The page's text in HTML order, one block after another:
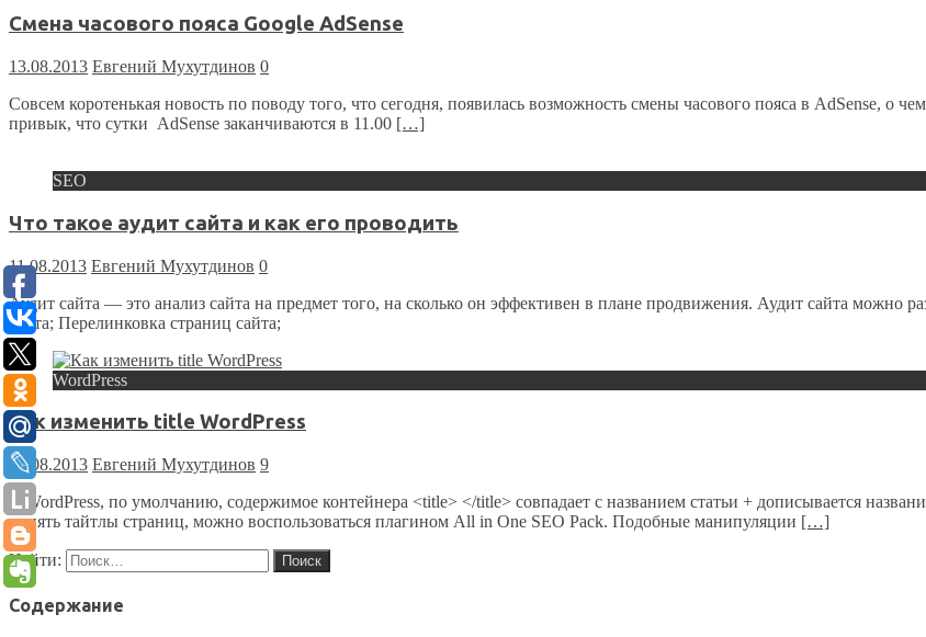
Смена часового пояса Google AdSense
13.08.2013 Евгений Мухутдинов 0
Совсем коротенькая новость по поводу того, что сегодня, появилась возможность смены часового пояса в AdSense, о
привык, что сутки AdSense заканчиваются в 11.00 […]
SEO
Что такое аудит сайта и как его проводить
11.08.2013 Евгений Мухутдинов 0
Аудит сайта — это анализ сайта на предмет того, на сколько он эффективен в плане продвижения. Аудит сайта можно
сайта; Перелинковка страниц сайта;
WordPress
Как изменить title WordPress
01.08.2013 Евгений Мухутдинов 9
В WordPress, по умолчанию, содержимое контейнера <title> </title> совпадает с названием статьи + дописывается
менять тайтлы страниц, можно воспользоваться плагином All in One SEO Pack. Подобные манипуляции […]
Найти:
Содержание